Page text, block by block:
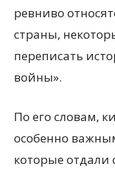
ревниво
страны,
переписать
войны».
По его словам,
особенно
которые отдали